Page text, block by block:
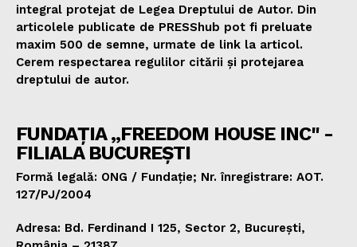
integral protejat de Legea Dreptului de Autor. Din
articolele publicate de PRESShub pot fi preluate
maxim 500 de semne, urmate de link la articol.
Cerem respectarea regulilor citării și protejarea
dreptului de autor.
FUNDAȚIA „FREEDOM HOUSE INC" -
FILIALA BUCUREȘTI
Formă legală: ONG / Fundație; Nr. înregistrare: AOT.
127/PJ/2004
Adresa: Bd. Ferdinand I 125, Sector 2, București,